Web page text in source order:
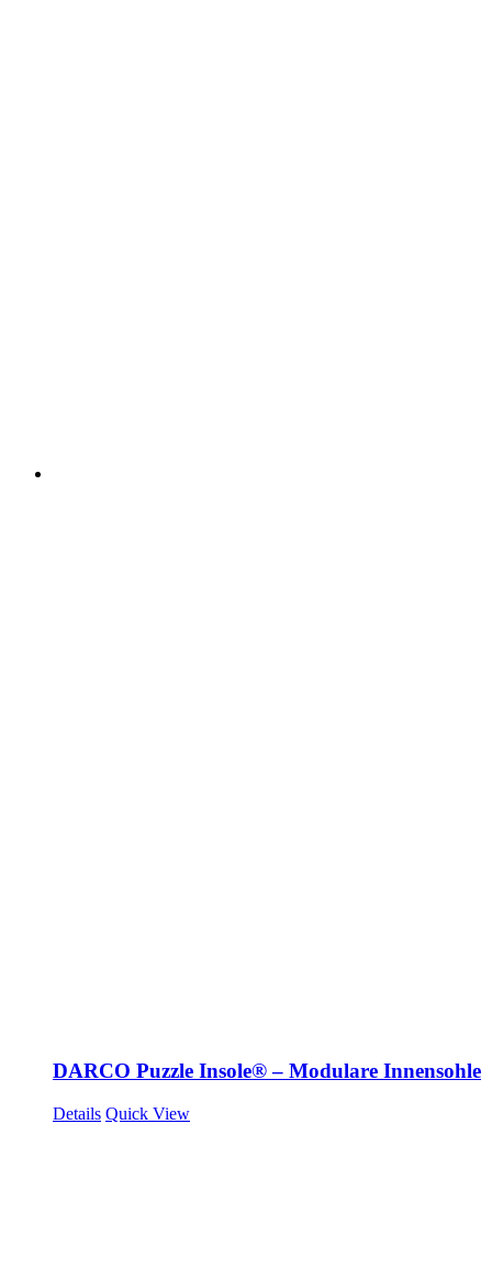
DARCO Puzzle Insole® – Modulare Innensohle
Details Quick View